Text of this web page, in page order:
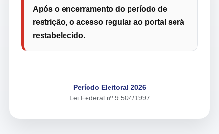
Após o encerramento do período de
restrição, o acesso regular ao portal será
restabelecido.
Período Eleitoral 2026
Lei Federal nº 9.504/1997